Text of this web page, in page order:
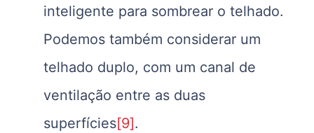
inteligente para sombrear o telhado.
Podemos também considerar um
telhado duplo, com um canal de
ventilação entre as duas
superfícies[9].